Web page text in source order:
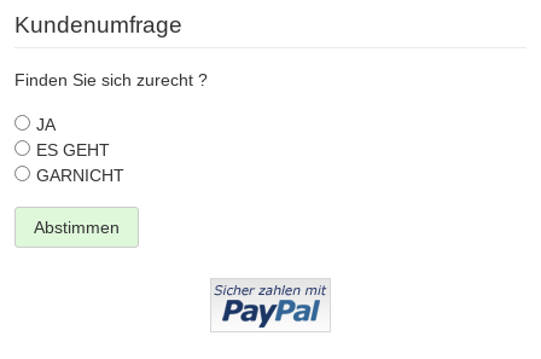
Kundenumfrage
Finden Sie sich zurecht ?
JA
ES GEHT
GARNICHT
Abstimmen